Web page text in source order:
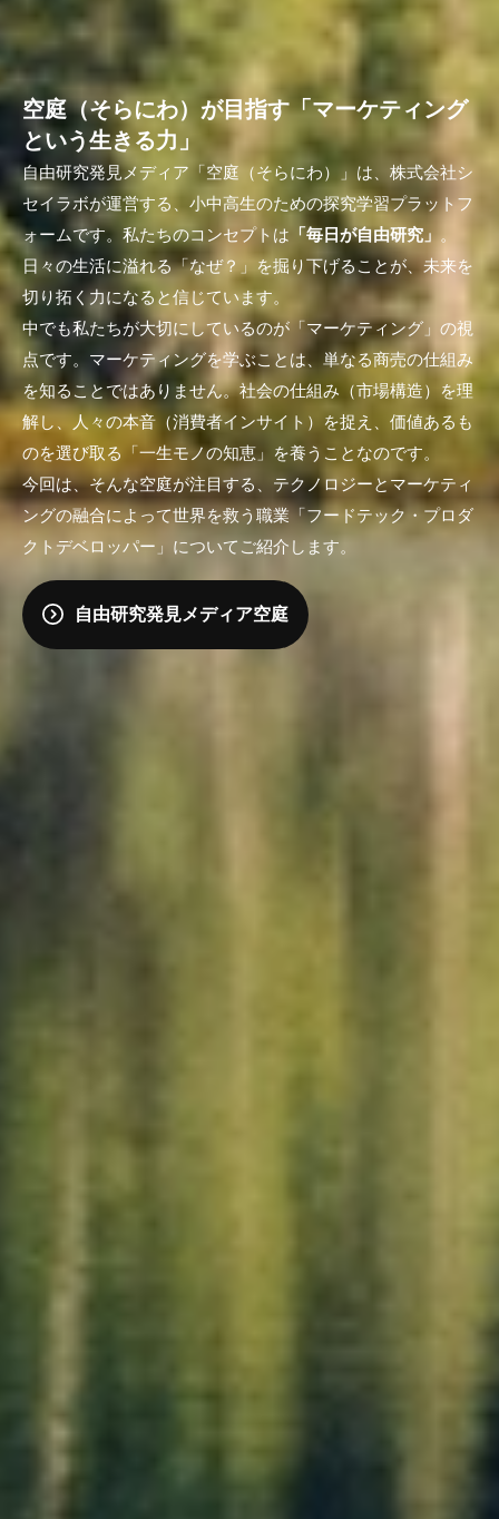
空庭（そらにわ）が目指す「マーケティング
という生きる力」
自由研究発見メディア「空庭（そらにわ）」は、株式会社シ
セイラボが運営する、小中高生のための探究学習プラットフ
ォームです。私たちのコンセプトは 「毎日が自由研究」 。
日々の生活に溢れる「なぜ？」を掘り下げることが、未来を
切り拓く力になると信じています。
中でも私たちが大切にしているのが「マーケティング」の視
点です。マーケティングを学ぶことは、単なる商売の仕組み
を知ることではありません。社会の仕組み（市場構造）を理
解し、人々の本音（消費者インサイト）を捉え、価値あるも
のを選び取る「一生モノの知恵」を養うことなのです。
今回は、そんな空庭が注目する、テクノロジーとマーケティ
ングの融合によって世界を救う職業「フードテック・プロダ
クトデベロッパー」についてご紹介します。
自由研究発見メディア空庭